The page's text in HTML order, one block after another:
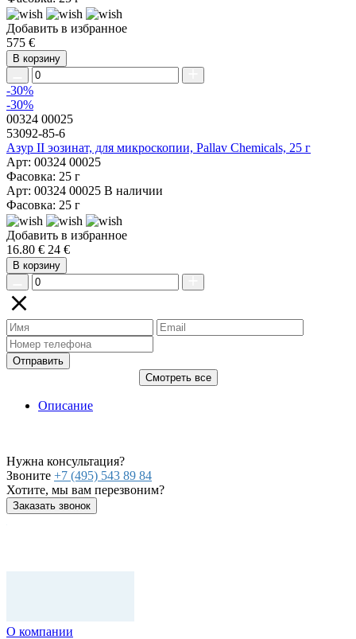
Добавить в избранное
575 €
В корзину
-30%
-30%
00324 00025
53092-85-6
Азур II эозинат, для микроскопии, Pallav Chemicals, 25 г
Арт: 00324 00025
Фасовка: 25 г
Арт: 00324 00025 В наличии
Фасовка: 25 г
Добавить в избранное
16.80 € 24 €
В корзину
Отправить
Смотреть все
Описание
Нужна консультация?
Звоните +7 (495) 543 89 84
Хотите, мы вам перезвоним?
Заказать звонок
О компании